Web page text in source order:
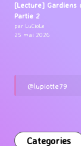
[Lecture] Gardiens
Partie 2
par LuCioLe
25 mai 2026
@lupiotte79
Categories